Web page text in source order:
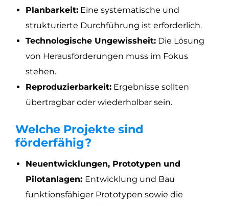
Planbarkeit: Eine systematische und
strukturierte Durchführung ist erforderlich.
Technologische Ungewissheit: Die Lösung
von Herausforderungen muss im Fokus
stehen.
Reproduzierbarkeit: Ergebnisse sollten
übertragbar oder wiederholbar sein.
Welche Projekte sind
förderfähig?
Neuentwicklungen, Prototypen und
Pilotanlagen: Entwicklung und Bau
funktionsfähiger Prototypen sowie die